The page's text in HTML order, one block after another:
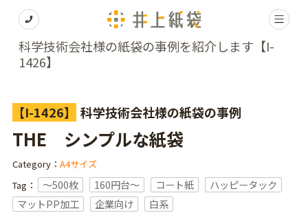
科学技術会社様の紙袋の事例を紹介します【I-
1426】
【I-1426】 科学技術会社様の紙袋の事例
THE シンプルな紙袋
Category： A4サイズ
Tag：
〜500枚 160円台〜 コート紙
ハッピータック
マットPP加工
企業向け 白系